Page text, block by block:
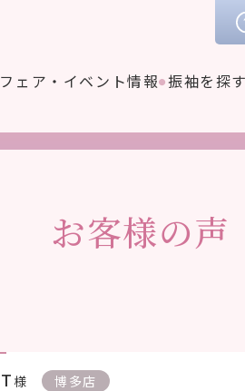
フェア・イベント情報 振袖を探
お客様の声
T 様
博多店